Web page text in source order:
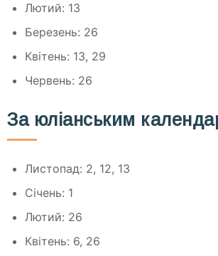
Лютий: 13
Березень: 26
Квітень: 13, 29
Червень: 26
За юліанським
Листопад: 2, 12, 13
Січень: 1
Лютий: 26
Квітень: 6, 26